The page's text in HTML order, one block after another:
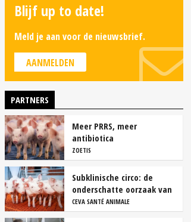
Blijf up to date!
Meld je aan voor de nieuwsbrief.
AANMELDEN
PARTNERS
Meer PRRS, meer
antibiotica
ZOETIS
Subklinische circo: de
onderschatte oorzaak van
productieverlies
CEVA SANTÉ ANIMALE